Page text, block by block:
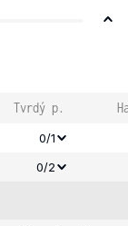
Tvrdý p.
0/1
0/2